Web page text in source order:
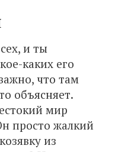
и ты
каких его
что там
объясняет.
мир
просто жалкий
из